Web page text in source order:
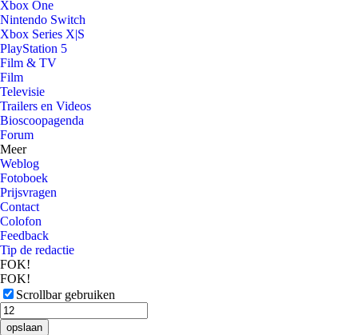
Xbox One
Nintendo Switch
Xbox Series X|S
PlayStation 5
Film & TV
Film
Televisie
Trailers en Videos
Bioscoopagenda
Forum
Meer
Weblog
Fotoboek
Prijsvragen
Contact
Colofon
Feedback
Tip de redactie
FOK!
FOK!
Scrollbar gebruiken
opslaan